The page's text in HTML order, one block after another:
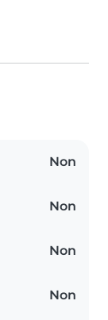
Non
Non
Non
Non